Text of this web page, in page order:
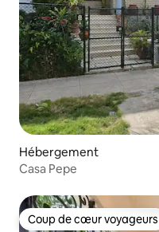
Hébergement
Casa Pepe
Coup de cœur voyageurs
Coup de cœur voyageurs